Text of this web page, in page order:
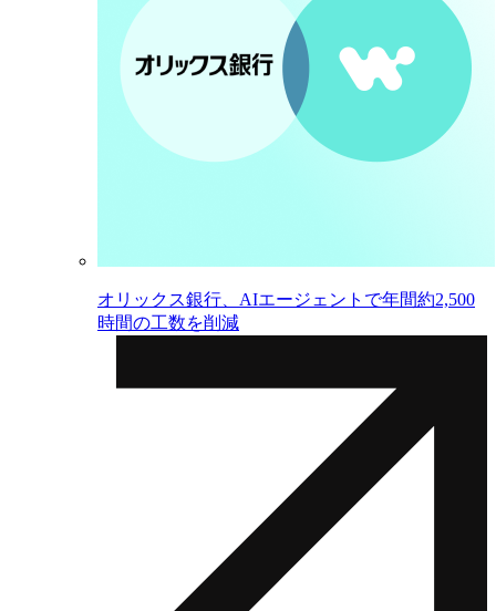
オリックス銀行、AIエージェントで年間約2,500
時間の工数を削減